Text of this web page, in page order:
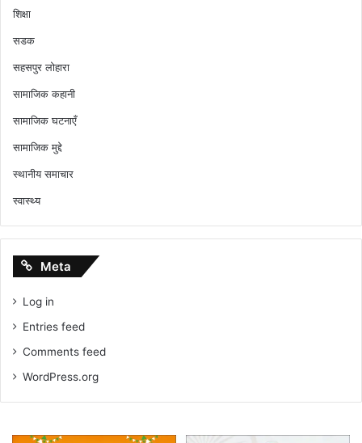
शिक्षा
सडक
सहसपुर लोहारा
सामाजिक कहानी
सामाजिक घटनाएँ
सामाजिक मुद्दे
स्थानीय समाचार
स्वास्थ्य
Meta
Log in
Entries feed
Comments feed
WordPress.org